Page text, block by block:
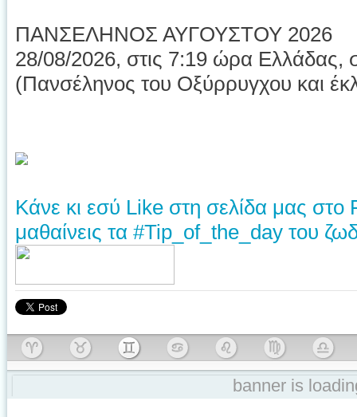
ΠΑΝΣΕΛΗΝΟΣ ΑΥΓΟΥΣΤΟΥ 2026
28/08/2026, στις 7:19 ώρα Ελλάδας,
(Πανσέληνος του Οξύρρυγχου και
Κάνε κι εσύ Like στη σελίδα μας στο
μαθαίνεις τα #Tip_of_the_day του
banner is